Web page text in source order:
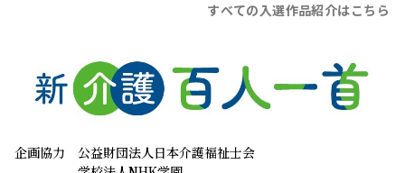
すべての入選作品紹介はこちら
企画協力
公益財団法人日本介護福祉士会